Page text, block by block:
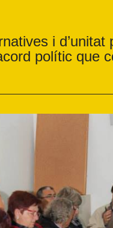
i
polític que